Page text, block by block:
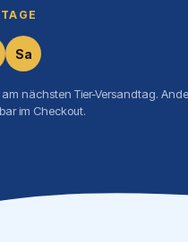
Sa
nächsten Tier-Versandtag.
im Checkout.